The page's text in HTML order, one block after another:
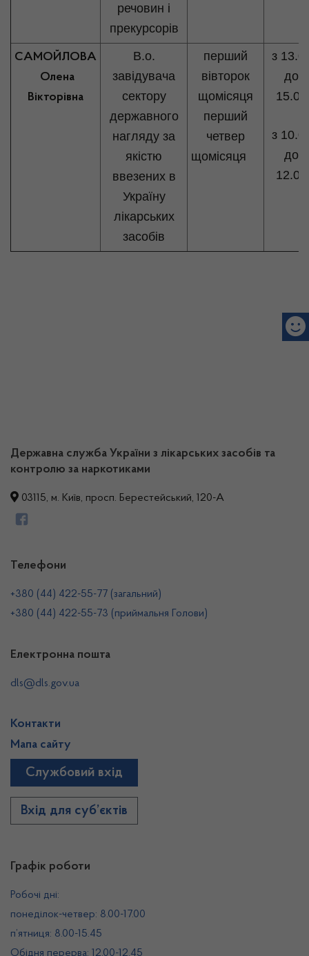
речовин і
прекурсорів
САМОЙЛОВА
Олена
Вікторівна
В.о.
завідувача
сектору
державного
нагляду за
якістю
ввезених в
Україну
лікарських
засобів
перший
вівторок
щомісяця
перший
четвер
щомісяця
з
до
15.00
з
до
12.00
Державна служба України з лікарських засобів та
контролю за наркотиками
03115, м. Київ, просп. Берестейський, 120-А
Графік роботи
Робочі дні:
понеділок-четвер: 8.00-17.00
п’ятниця: 8.00-15.45
Обідня перерва: 12.00-12.45
Телефони
+380 (44) 422-55-77 (загальний)
+380 (44) 422-55-73 (приймальня Голови)
Електронна пошта
dls@dls.gov.ua
Контакти
Мапа сайту
Службовий вхід
Вхід для суб’єктів